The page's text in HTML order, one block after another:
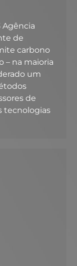
Agência
de
carbono
– na maioria
um
de
tecnologias